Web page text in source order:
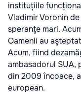
instituțiile
Vladimir Voronin
speranţe mari.
Oamenii au
Acum, fiind
ambasadorul SUA,
din 2009 încoace,
european.